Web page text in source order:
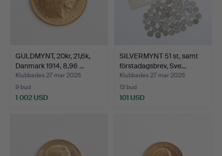
GULDMYNT, 20kr, 21,6k,
Danmark 1914, 8,96 …
Klubbades 27 mar 2026
9 bud
1 002 USD
SILVERMYNT 51 st, samt
förstadagsbrev, Sve…
Klubbades 27 mar 2026
13 bud
101 USD